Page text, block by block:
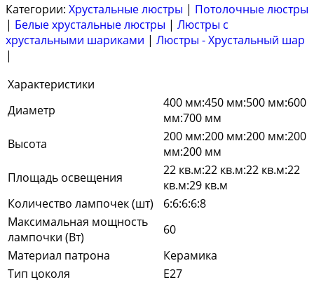
Категории: Хрустальные люстры | Потолочные люстры
| Белые хрустальные люстры | Люстры с
хрустальными шариками | Люстры - Хрустальный шар
|
Характеристики
Диаметр
400 мм:450 мм:500 мм:600
мм:700 мм
Высота
200 мм:200 мм:200 мм:200
мм:200 мм
Площадь освещения
22 кв.м:22 кв.м:22 кв.м:22
кв.м:29 кв.м
Количество лампочек (шт)
6:6:6:6:8
Максимальная мощность
лампочки (Вт)
60
Материал патрона
Керамика
Тип цоколя
E27